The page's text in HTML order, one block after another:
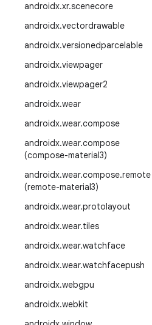
androidx.xr.scenecore
androidx.vectordrawable
androidx.versionedparcelable
androidx.viewpager
androidx.viewpager2
androidx.wear
androidx.wear.compose
androidx.wear.compose
(compose-material3)
androidx.wear.compose.remote
(remote-material3)
androidx.wear.protolayout
androidx.wear.tiles
androidx.wear.watchface
androidx.wear.watchfacepush
androidx.webgpu
androidx.webkit
Siga